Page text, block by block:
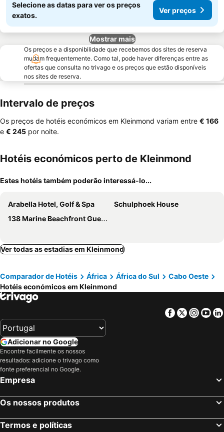
Selecione as datas para ver os preços
exatos.
Ver preços
Mostrar mais
Os preços e a disponibilidade que recebemos dos sites de reserva
mudam frequentemente. Como tal, pode haver diferenças entre as
ofertas que consulta no trivago e os preços que estão disponíveis
nos sites de reserva.
Intervalo de preços
Os preços de hotéis económicos em Kleinmond variam entre ‎€ 166
e ‎€ 245 por noite.
Hotéis económicos perto de Kleinmond
Estes hotéis também poderão interessá-lo...
Arabella Hotel, Golf & Spa
Schulphoek House
138 Marine Beachfront Guesthouse
Ver todas as estadias em Kleinmond
Comparador de Hotéis África África do Sul
Cabo Oeste
Hotéis económicos em Kleinmond
Facebook
Twitter
Adicionar no Google
Encontre facilmente os nossos
resultados: adicione o trivago como
fonte preferencial no Google.
Empresa
Os nossos produtos
Termos e políticas